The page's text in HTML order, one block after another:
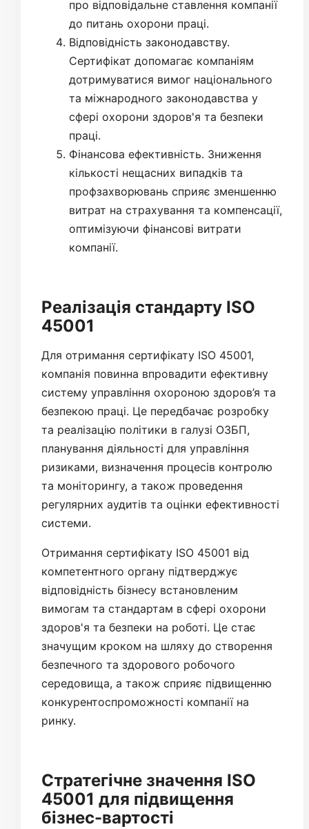
про відповідальне ставлення компанії
до питань охорони праці.
Відповідність законодавству.
Сертифікат допомагає компаніям
дотримуватися вимог національного
та міжнародного законодавства у
сфері охорони здоров'я та безпеки
праці.
Фінансова ефективність. Зниження
кількості нещасних випадків та
профзахворювань сприяє зменшенню
витрат на страхування та компенсації,
оптимізуючи фінансові витрати
компанії.
Реалізація стандарту ISO
45001
Для отримання сертифікату ISO 45001,
компанія повинна впровадити ефективну
систему управління охороною здоров’я та
безпекою праці. Це передбачає розробку
та реалізацію політики в галузі ОЗБП,
планування діяльності для управління
ризиками, визначення процесів контролю
та моніторингу, а також проведення
регулярних аудитів та оцінки ефективності
системи.
Отримання сертифікату ISO 45001 від
компетентного органу підтверджує
відповідність бізнесу встановленим
вимогам та стандартам в сфері охорони
здоров'я та безпеки на роботі. Це стає
значущим кроком на шляху до створення
безпечного та здорового робочого
середовища, а також сприяє підвищенню
конкурентоспроможності компанії на
ринку.
Стратегічне значення ISO
45001 для підвищення
бізнес-вартості